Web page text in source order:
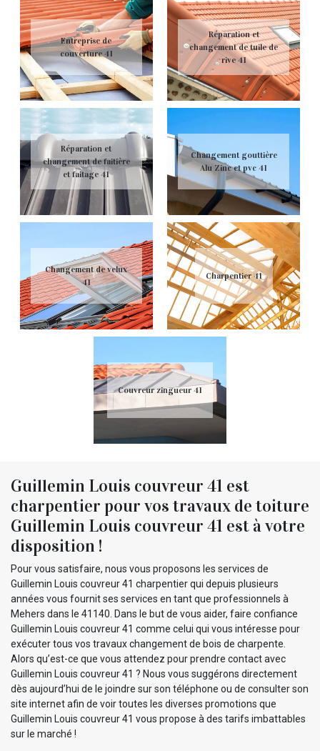
Entreprise de
couverture 41
Réparation et
changement de tuile de
rive 41
Réparation et
changement de faitière
et faitage 41
Changement gouttière
Alu Zinc et pvc 41
Changement de velux
41
Charpentier 41
Couvreur zingueur 41
Guillemin Louis couvreur 41 est
charpentier pour vos travaux de toiture
Guillemin Louis couvreur 41 est à votre
disposition !
Pour vous satisfaire, nous vous proposons les services de
Guillemin Louis couvreur 41 charpentier qui depuis plusieurs
années vous fournit ses services en tant que professionnels à
Mehers dans le 41140. Dans le but de vous aider, faire confiance
Guillemin Louis couvreur 41 comme celui qui vous intéresse pour
exécuter tous vos travaux changement de bois de charpente.
Alors qu’est-ce que vous attendez pour prendre contact avec
Guillemin Louis couvreur 41 ? Nous vous suggérons directement
dès aujourd’hui de le joindre sur son téléphone ou de consulter son
site internet afin de voir toutes les diverses promotions que
Guillemin Louis couvreur 41 vous propose à des tarifs imbattables
sur le marché !